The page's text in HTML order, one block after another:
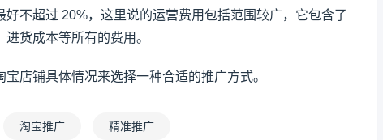
不超过 20%，这里说的运营费用包括范围较广，它包含了
货成本等所有的费用。
店铺具体情况来选择一种合适的推广方式。
淘宝推广 精准推广